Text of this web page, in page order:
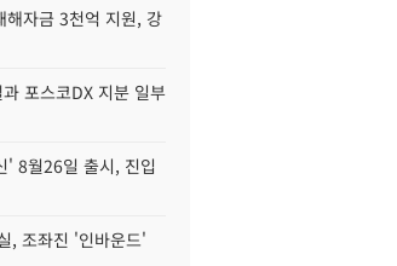
해자금 3천억 지원, 강
포스코DX 지분 일부
' 8월26일 출시, 진입
, 조좌진 '인바운드'